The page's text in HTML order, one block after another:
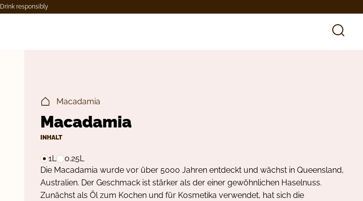
Drink responsibly
Macadamia
Macadamia
INHALT
1L
0.25L
Die Macadamia wurde vor über 5000 Jahren entdeckt und wächst in Queensland,
Australien. Der Geschmack ist stärker als der einer gewöhnlichen Haselnuss.
Zunächst als Öl zum Kochen und für Kosmetika verwendet, hat sich die